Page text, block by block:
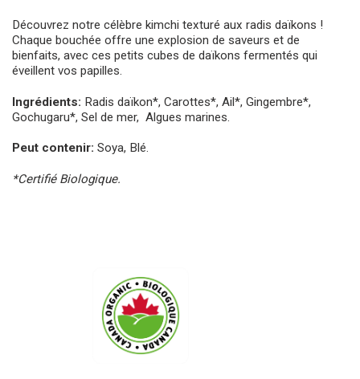
Découvrez notre célèbre kimchi texturé aux radis daïkons !
Chaque bouchée offre une explosion de saveurs et de
bienfaits, avec ces petits cubes de daïkons fermentés qui
éveillent vos papilles.
Ingrédients: Radis daïkon*, Carottes*, Ail*, Gingembre*,
Gochugaru*, Sel de mer, Algues marines.
Peut contenir: Soya, Blé.
*Certifié Biologique.